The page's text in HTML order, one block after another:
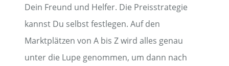
Dein Freund und Helfer. Die Preisstrategie
kannst Du selbst festlegen. Auf den
Marktplätzen von A bis Z wird alles genau
unter die Lupe genommen, um dann nach